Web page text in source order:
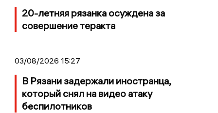
20-летняя рязанка осуждена за
совершение теракта
03/08/2026 15:27
В Рязани задержали иностранца,
который снял на видео атаку
беспилотников